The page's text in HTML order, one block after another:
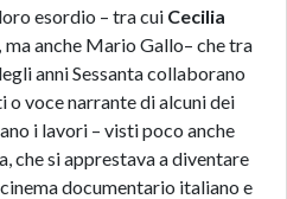
esordio – tra cui Cecilia
ma anche Mario Gallo– che tra
anni Sessanta collaborano
o voce narrante di alcuni dei
i lavori – visti poco anche
che si apprestava a diventare
documentario italiano e